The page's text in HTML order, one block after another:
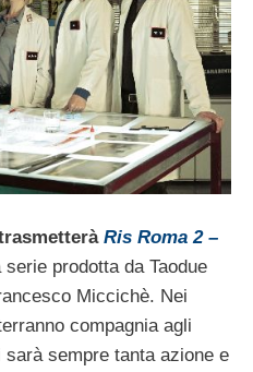
Ris Roma 2 –
serie prodotta da Taodue
Miccichè. Nei
compagnia agli
sempre tanta azione e